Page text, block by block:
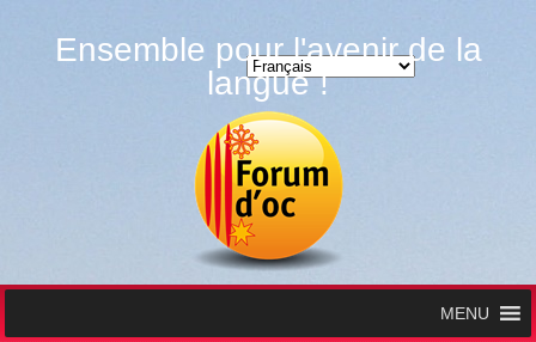
Choisir une langue
Ensemble pour l'avenir de la
langue !
MENU